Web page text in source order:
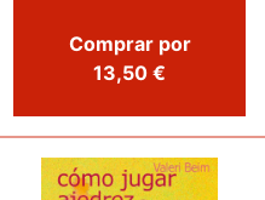
Comprar por
13,50 €